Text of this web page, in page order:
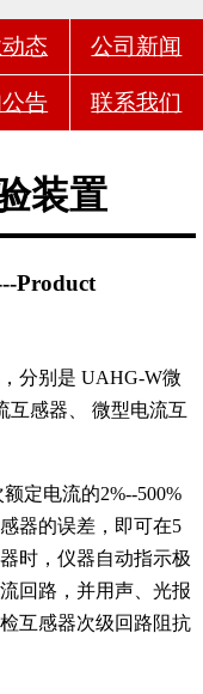
态 公司新闻
告 联系我们
装置
Product
分别是 UAHG-W微
互感器、 微型电流互
定电流的2%--500%
器的误差，即可在5
时，仪器自动指示极
回路，并用声、光报
互感器次级回路阻抗